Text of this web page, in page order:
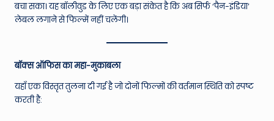
बचा सका। यह बॉलीवुड के लिए एक बड़ा संकेत है कि अब सिर्फ ‘पैन-इंडिया’
लेबल लगाने से फिल्में नहीं चलेंगी।
बॉक्स ऑफिस का महा-मुकाबला
यहाँ एक विस्तृत तुलना दी गई है जो दोनों फिल्मों की वर्तमान स्थिति को स्पष्ट
करती है: